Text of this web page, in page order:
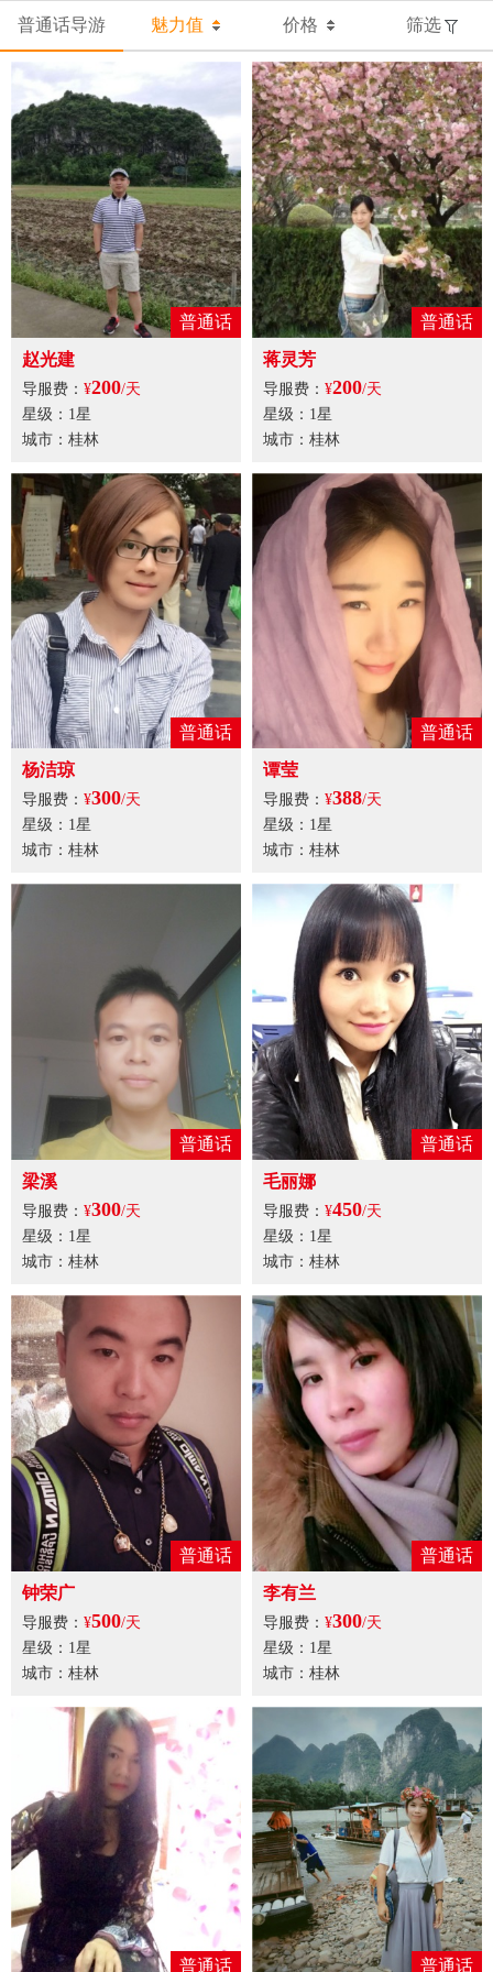
普通话导游 魅力值 价格 筛选
普通话
赵光建
导服费： ¥200/天
星级：1星
城市：桂林
普通话
蒋灵芳
导服费： ¥200/天
星级：1星
城市：桂林
普通话
杨洁琼
导服费： ¥300/天
星级：1星
城市：桂林
普通话
谭莹
导服费： ¥388/天
星级：1星
城市：桂林
普通话
梁溪
导服费： ¥300/天
星级：1星
城市：桂林
普通话
毛丽娜
导服费： ¥450/天
星级：1星
城市：桂林
普通话
钟荣广
导服费： ¥500/天
星级：1星
城市：桂林
普通话
李有兰
导服费： ¥300/天
星级：1星
城市：桂林
普通话 普通话